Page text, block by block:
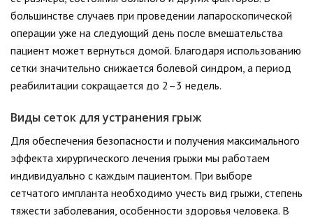
большинстве случаев при проведении лапароскопической
операции уже на следующий день после вмешательства
пациент может вернуться домой. Благодаря использованию
сетки значительно снижается болевой синдром, а период
реабилитации сокращается до 2–3 недель.
Виды сеток для устранения грыж
Для обеспечения безопасности и получения максимального
эффекта хирургического лечения грыжи мы работаем
индивидуально с каждым пациентом. При выборе
сетчатого импланта необходимо учесть вид грыжи, степень
тяжести заболевания, особенности здоровья человека. В